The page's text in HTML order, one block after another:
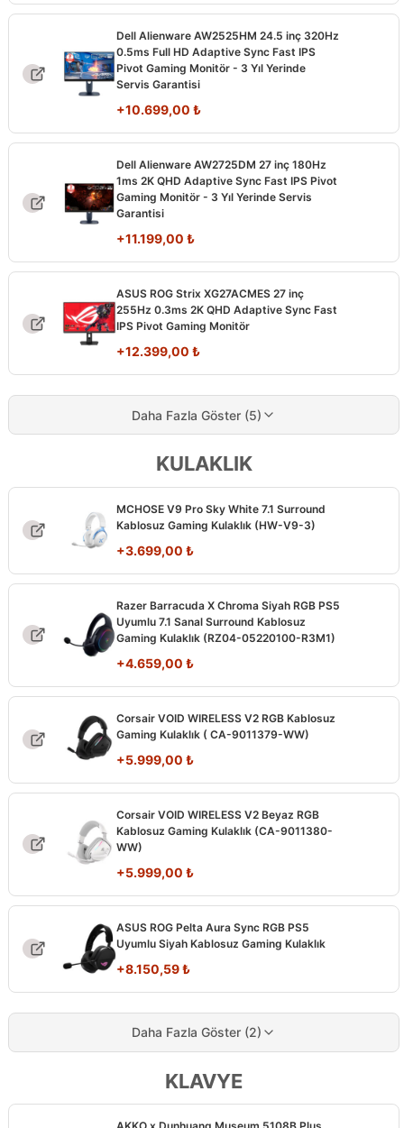
Dell Alienware AW2525HM 24.5 inç 320Hz
0.5ms Full HD Adaptive Sync Fast IPS
Pivot Gaming Monitör - 3 Yıl Yerinde
Servis Garantisi
+10.699,00 ₺
Dell Alienware AW2725DM 27 inç 180Hz
1ms 2K QHD Adaptive Sync Fast IPS Pivot
Gaming Monitör - 3 Yıl Yerinde Servis
Garantisi
+11.199,00 ₺
ASUS ROG Strix XG27ACMES 27 inç
255Hz 0.3ms 2K QHD Adaptive Sync Fast
IPS Pivot Gaming Monitör
+12.399,00 ₺
Daha Fazla Göster (5)
KULAKLIK
MCHOSE V9 Pro Sky White 7.1 Surround
Kablosuz Gaming Kulaklık (HW-V9-3)
+3.699,00 ₺
Razer Barracuda X Chroma Siyah RGB PS5
Uyumlu 7.1 Sanal Surround Kablosuz
Gaming Kulaklık (RZ04-05220100-R3M1)
+4.659,00 ₺
Corsair VOID WIRELESS V2 RGB Kablosuz
Gaming Kulaklık ( CA-9011379-WW)
+5.999,00 ₺
Corsair VOID WIRELESS V2 Beyaz RGB
Kablosuz Gaming Kulaklık (CA-9011380-
WW)
+5.999,00 ₺
ASUS ROG Pelta Aura Sync RGB PS5
Uyumlu Siyah Kablosuz Gaming Kulaklık
+8.150,59₺
Daha Fazla Göster (2)
KLAVYE